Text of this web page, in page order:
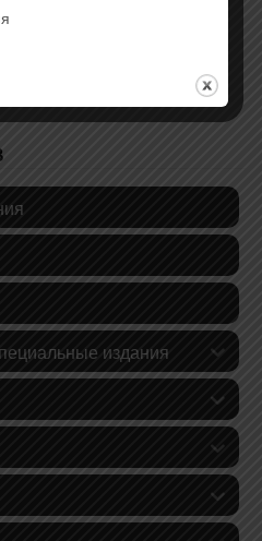
издания